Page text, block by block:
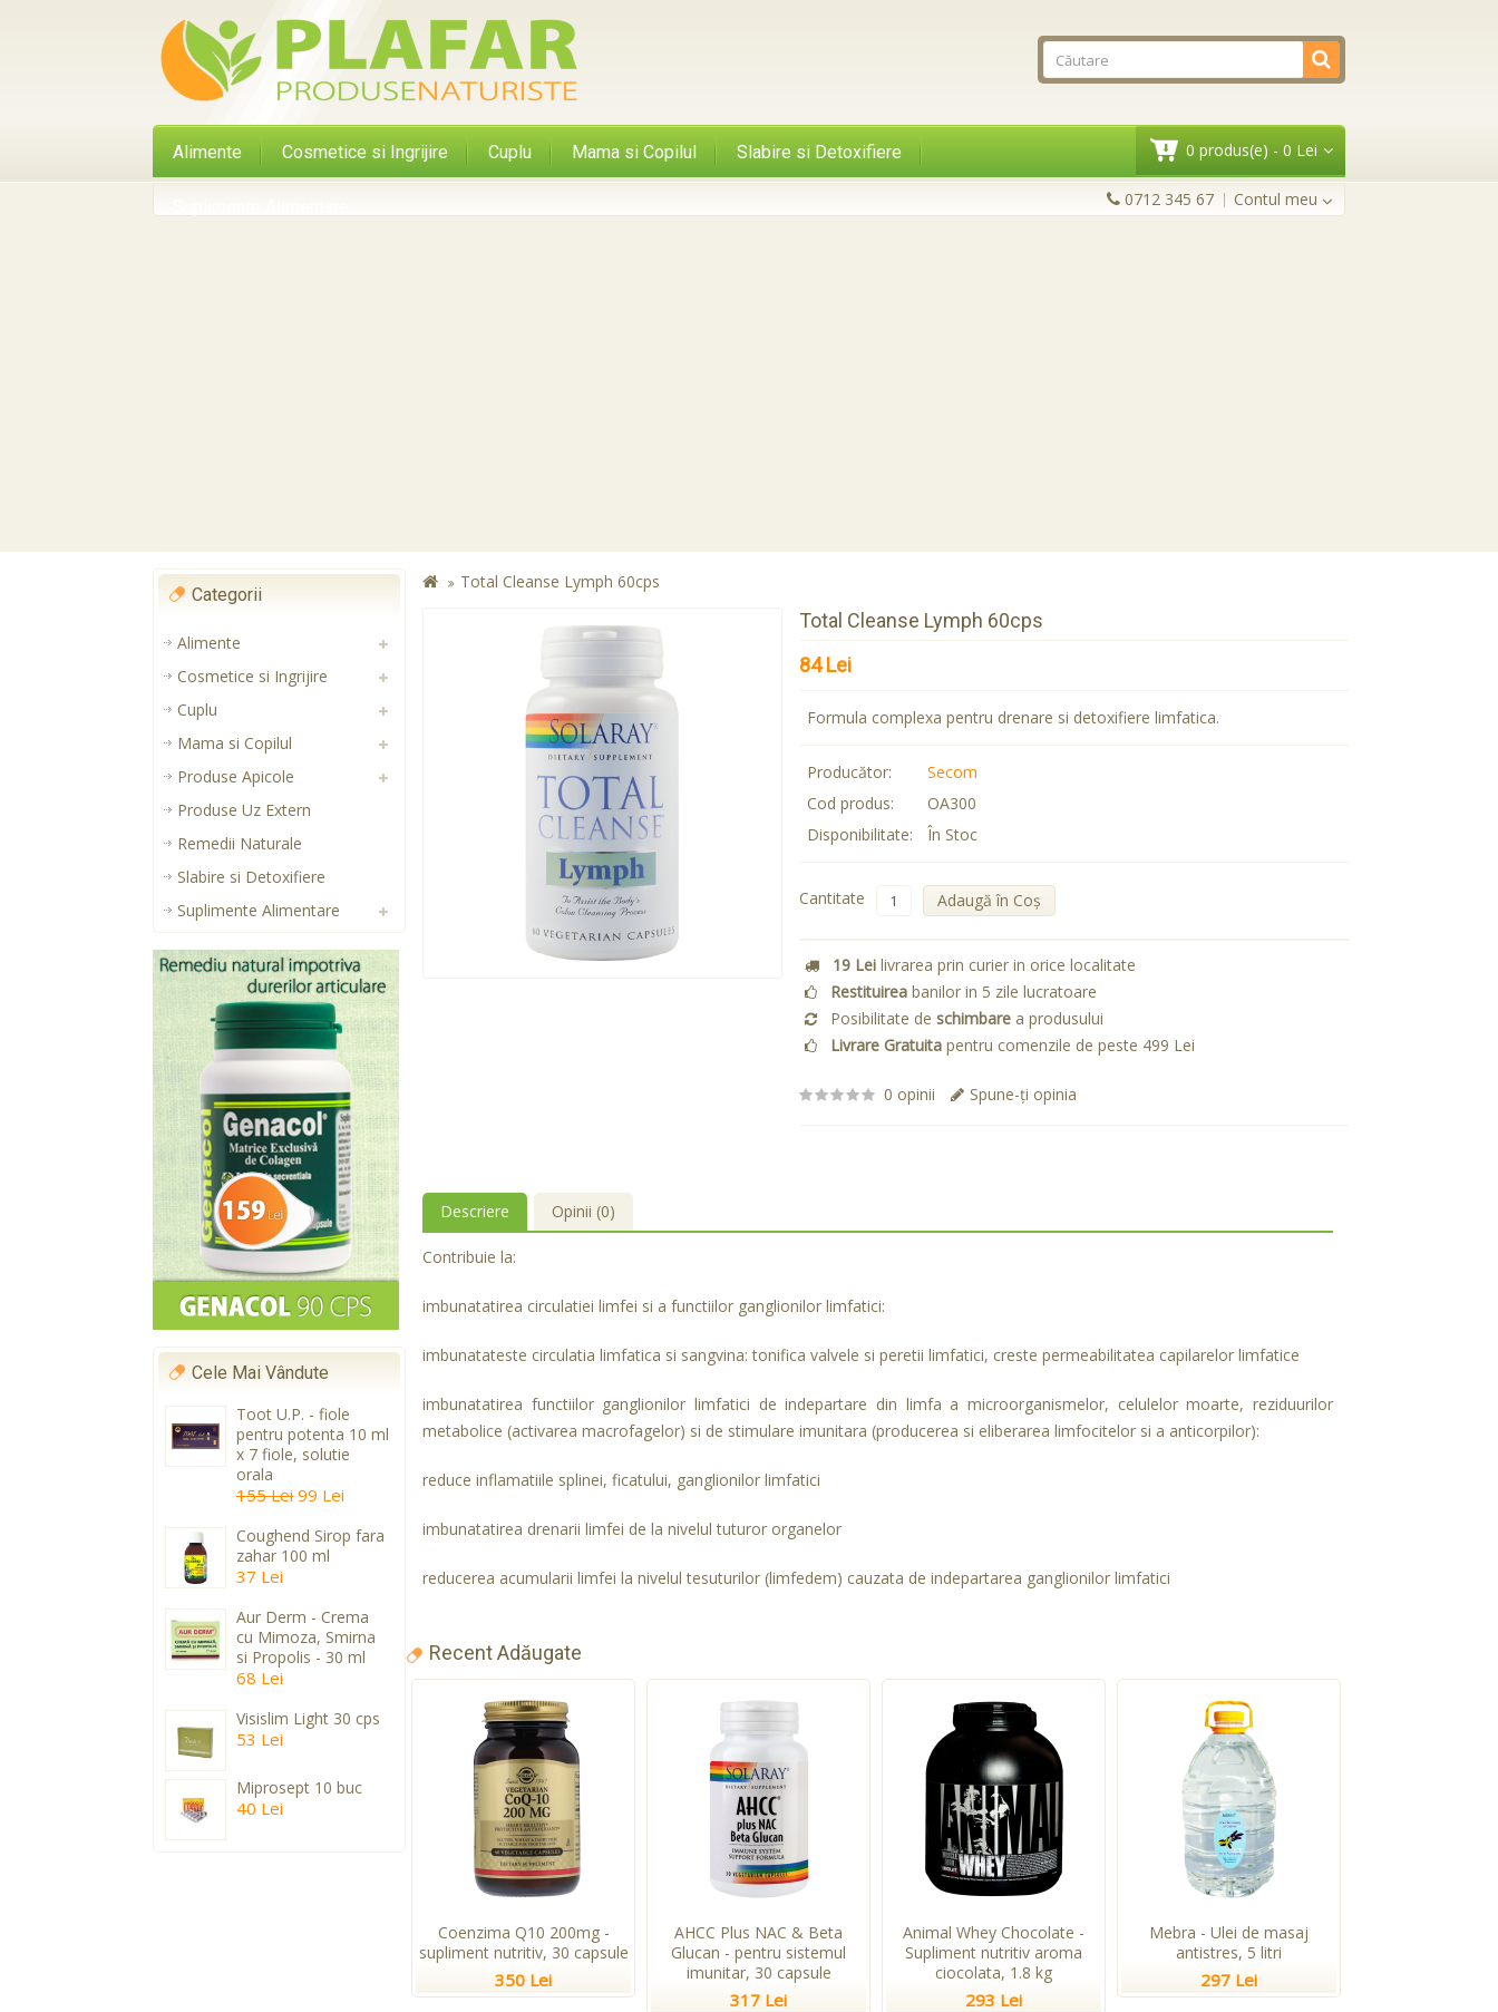
Alimente Cosmetice si Ingrijire Cuplu Mama si Copilul Slabire si Detoxifiere 0 produs(e) - 0 Lei
0712 345 67 Contul meu
Categorii
Alimente
Cosmetice si Ingrijire
Cuplu
Mama si Copilul
Produse Apicole
Produse Uz Extern
Remedii Naturale
Slabire si Detoxifiere
Suplimente Alimentare
Cele Mai Vândute
Toot U.P. - fiole
pentru potenta 10 ml
x 7 fiole, solutie
orala
155 Lei 99 Lei
Coughend Sirop fara
zahar 100 ml
37 Lei
Aur Derm - Crema
cu Mimoza, Smirna
si Propolis - 30 ml
68 Lei
Visislim Light 30 cps
53 Lei
Miprosept 10 buc
40 Lei
Total Cleanse Lymph 60cps
Total Cleanse Lymph 60cps
84 Lei
Formula complexa pentru drenare si detoxifiere limfatica.
Producător:
Secom
Cod produs:
OA300
Disponibilitate:
În Stoc
Cantitate Adaugă în Coş
19 Leilivrarea prin curier in orice localitate
Restituireabanilor in 5 zile lucratoare
Posibilitate de schimbarea produsului
Livrare Gratuitapentru comenzile de peste 499 Lei
0 opinii Spune-ţi opinia
Descriere Opinii (0)
Contribuie la:
imbunatatirea circulatiei limfei si a functiilor ganglionilor limfatici:
imbunatateste circulatia limfatica si sangvina: tonifica valvele si peretii limfatici, creste permeabilitatea capilarelor limfatice
imbunatatirea functiilor ganglionilor limfatici de indepartare din limfa a microorganismelor, celulelor moarte, reziduurilor
metabolice (activarea macrofagelor) si de stimulare imunitara (producerea si eliberarea limfocitelor si a anticorpilor):
reduce inflamatiile splinei, ficatului, ganglionilor limfatici
imbunatatirea drenarii limfei de la nivelul tuturor organelor
reducerea acumularii limfei la nivelul tesuturilor (limfedem) cauzata de indepartarea ganglionilor limfatici
Recent Adăugate
Coenzima Q10 200mg -
supliment nutritiv, 30 capsule
350 Lei
AHCC Plus NAC & Beta
Glucan - pentru sistemul
imunitar, 30 capsule
317 Lei
Animal Whey Chocolate -
Supliment nutritiv aroma
ciocolata, 1.8 kg
293 Lei
Mebra - Ulei de masaj
antistres, 5 litri
297 Lei